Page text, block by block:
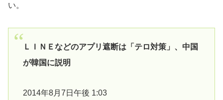
い。
ＬＩＮＥなどのアプリ遮断は「テロ対策」、中国
が韓国に説明
2014年8月7日午後 1:03